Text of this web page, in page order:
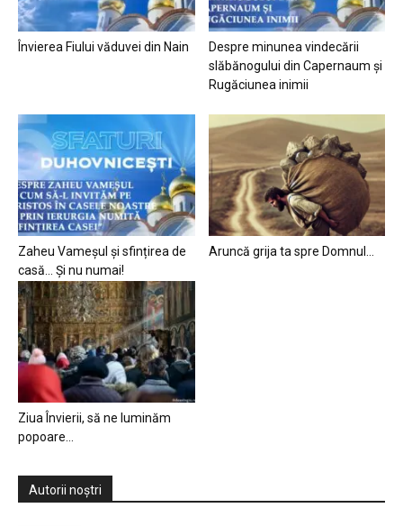
Învierea Fiului văduvei din Nain
Despre minunea vindecării
slăbănogului din Capernaum și
Rugăciunea inimii
Zaheu Vameșul și sfințirea de
casă… Și nu numai!
Aruncă grija ta spre Domnul…
Ziua Învierii, să ne luminăm
popoare…
Autorii noștri